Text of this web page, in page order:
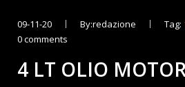
09-11-20 By:redazione Tag:
0 comments
4 LT OLIO